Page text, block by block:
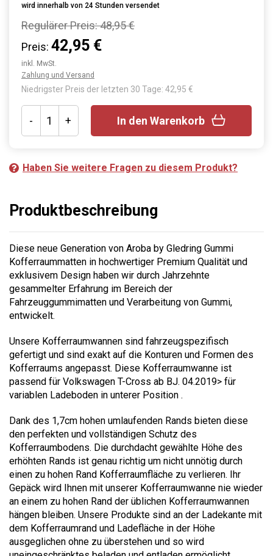
wird innerhalb von 24 Stunden versendet
Regulärer Preis:48,95 €
Preis: 42,95 €
inkl. MwSt.
Zahlung und Versand
Niedrigster Preis der letzten 30 Tage: 42,95 €
- + In den Warenkorb
Haben Sie weitere Fragen zu diesem Produkt?
Produktbeschreibung
Diese neue Generation von Aroba by Gledring Gummi
Kofferraummatten in hochwertiger Premium Qualität und
exklusivem Design haben wir durch Jahrzehnte
gesammelter Erfahrung im Bereich der
Fahrzeuggummimatten und Verarbeitung von Gummi,
entwickelt.
Unsere Kofferraumwannen sind fahrzeugspezifisch
gefertigt und sind exakt auf die Konturen und Formen des
Kofferraums angepasst. Diese Kofferraumwanne ist
passend für Volkswagen T-Cross ab BJ. 04.2019> für
variablen Ladeboden in unterer Position .
Dank des 1,7cm hohen umlaufenden Rands bieten diese
den perfekten und vollständigen Schutz des
Kofferraumbodens. Die durchdacht gewählte Höhe des
erhöhten Rands ist genau richtig um nicht unnötig durch
einen zu hohen Rand Kofferraumfläche zu verlieren. Ihr
Gepäck wird Ihnen mit unserer Kofferraumwanne nie wieder
an einem zu hohen Rand der üblichen Kofferraumwannen
hängen bleiben. Unsere Produkte sind an der Ladekante mit
dem Kofferraumrand und Ladefläche in der Höhe
ausgeglichen ohne zu überstehen und so wird